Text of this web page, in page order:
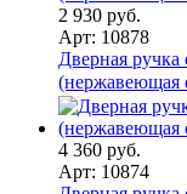
2 930 руб.
Арт: 10878
Дверная
(нержавеющая
4 360 руб.
Арт: 10874